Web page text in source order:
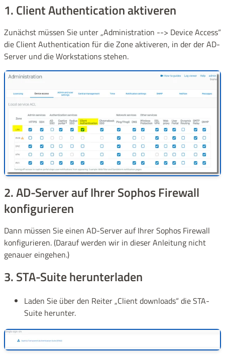
1. Client Authentication aktiveren
Zunächst müssen Sie unter „Administration --> Device Access“
die Client Authentication für die Zone aktiveren, in der der AD-
Server und die Workstations stehen.
2. AD-Server auf Ihrer Sophos Firewall
konfigurieren
Dann müssen Sie einen AD-Server auf Ihrer Sophos Firewall
konfigurieren. (Darauf werden wir in dieser Anleitung nicht
genauer eingehen.)
3. STA-Suite herunterladen
Laden Sie über den Reiter „Client downloads“ die STA-
Suite herunter.